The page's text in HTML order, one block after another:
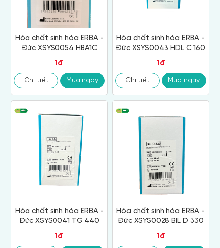
Hóa chất sinh hóa ERBA -
Đức XSYS0054 HBA1C
1đ
Chi tiết Mua ngay
Hóa chất sinh hóa ERBA -
Đức XSYS0043 HDL C 160
1đ
Chi tiết Mua ngay
Hóa chất sinh hóa ERBA -
Đức XSYS0041 TG 440
1đ
Hóa chất sinh hóa ERBA -
Đức XSYS0028 BIL D 330
1đ